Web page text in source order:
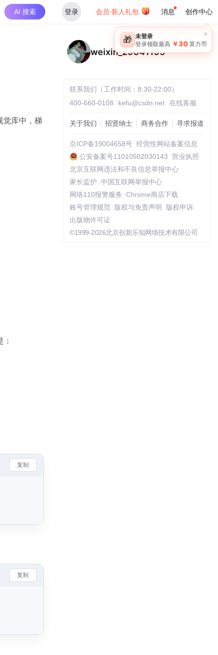
AI 搜索 登录 会员·新人礼包 消息 创作中心
×
🎁 未登录
登录领取最高 ￥30 算力币
觉库中，梯
复制
复制
weixin_29041195
联系我们（工作时间：8:30-22:00）
400-660-0108
kefu@csdn.net 在线客服
关于我们 招贤纳士 商务合作 寻求报道
京ICP备19004658号 经营性网站备案信息
公安备案号11010502030143 营业执照
北京互联网违法和不良信息举报中心
家长监护
中国互联网举报中心
网络110报警服务 Chrome商店下载
账号管理规范
版权与免责声明
版权申诉
出版物许可证
©1999-2026北京创新乐知网络技术有限公司